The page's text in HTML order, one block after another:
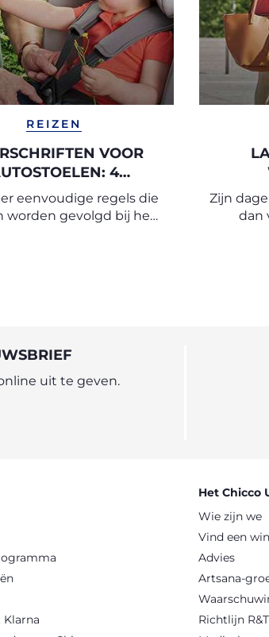
REIZEN
VOOR
4
EENVOUDIGE
eenvoudige regels die
worden gevolgd bij het
Zijn
dan
uit te geven.
Het Chicco
Wie zijn we
Vind een
Advies
Artsana-
Richtlijn